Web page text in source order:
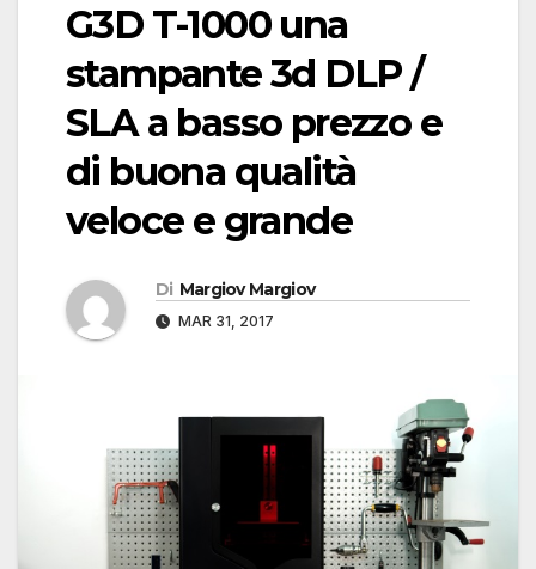
G3D T-1000 una
stampante 3d DLP /
SLA a basso prezzo e
di buona qualità
veloce e grande
Di Margiov Margiov
MAR 31, 2017